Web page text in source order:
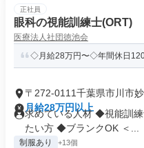
正社員
眼科の視能訓練士(ORT)
医療法人社団徳池会
◇月給28万円〜◇年間休日
〒272-0111千葉県市川市
月給28万円以上
求めている人材 ◆視能訓
たい方 ◆ブランクOK ＜...
制服あり +13個